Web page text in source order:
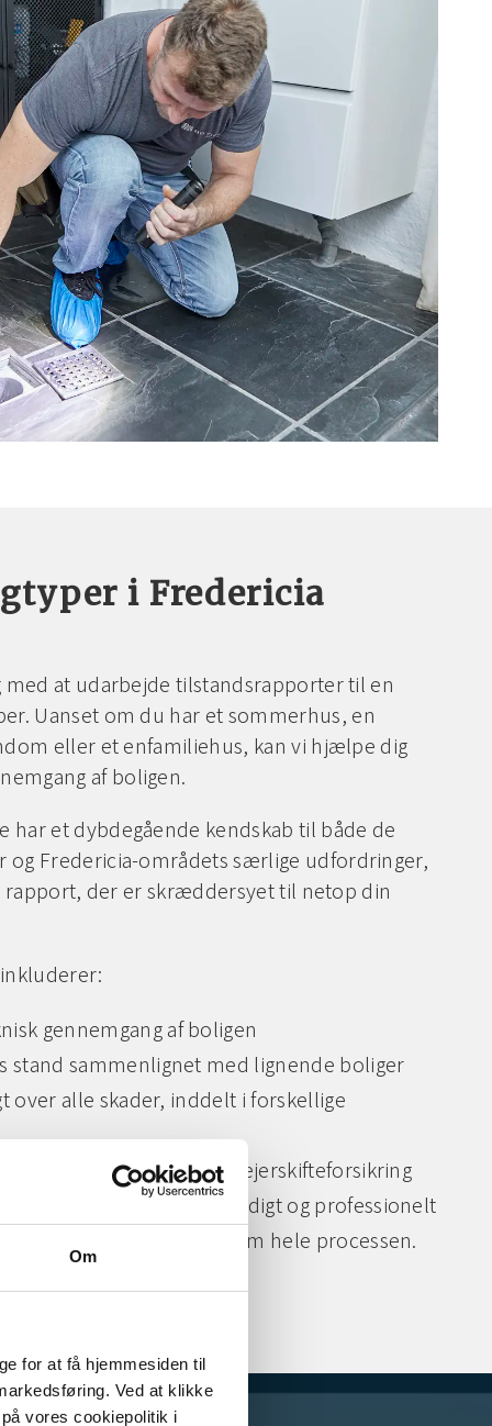
Om
for at få hjemmesiden til
Ved at klikke
vores cookiepolitik i
i Fredericia
med at udarbejde tilstandsrapporter til en
Uanset om du har et sommerhus, en
eller et enfamiliehus, kan vi hjælpe dig
af boligen.
har et dybdegående kendskab til både de
og Fredericia-områdets særlige udfordringer,
rapport, der er skræddersyet til netop din
gennemgang af boligen
stand sammenlignet med lignende boliger
over alle skader, inddelt i forskellige
kan bruges til at tegne en ejerskifteforsikring
arbejder uvildigt og professionelt
dine spørgsmål gennem hele processen.